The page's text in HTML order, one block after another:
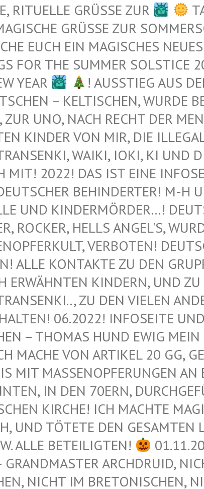
RITUELLE GRÜSSE ZUR
GRÜSSE ZUR
EUCH EIN MAGISCHES
FOR THE SUMMER SOLSTICE
YEAR
! AUSSTIEG AUS
– KELTISCHEN, WURDE
UNO, NACH RECHT DER
KINDER VON MIR, DIE
WAIKI, IOKI, KI UND
2022! DAS IST EINE
BEHINDERTER! M-H
UND KINDERMÖRDER…!
ROCKER, HELLS ANGEL'S,
VERBOTEN!
ALLE KONTAKTE ZU DEN
KINDERN, UND ZU
ZU DEN VIELEN
06.2022! INFOSEITE UND
– THOMAS HUND EWIG MEIN
MACHE VON ARTIKEL 20 GG,
MIT MASSENOPFERUNGEN AN
IN DEN 70ERN,
KIRCHE! ICH MACHTE
UND TÖTETE DEN GESAMTEN
ALLE BETEILIGTEN!
GRANDMASTER ARCHDRUID,
NICHT IM BRETONISCHEN,